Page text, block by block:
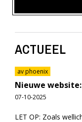
ACTUEEL
av phoenix
Nieuwe
07-10-2025
LET OP: Zoals